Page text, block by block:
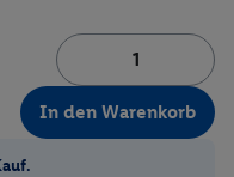
In den Warenkorb